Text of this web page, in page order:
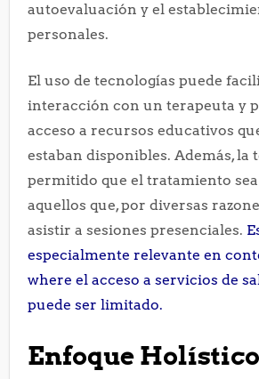
autoevaluación y el
personales.
El uso de tecnologías puede
interacción con un terapeuta y
acceso a recursos educativos
estaban disponibles. Además, la
permitido que el tratamiento
aquellos que, por diversas
asistir a sesiones presenciales.
especialmente relevante en
where el acceso a servicios de
puede ser limitado.
Enfoque